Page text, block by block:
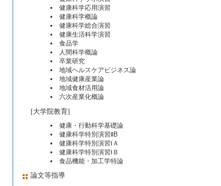
健康科学応用演習
健康科学概論
健康科学総合演習
健康生活科学演習
食品学
人間科学概論
卒業研究
地域ヘルスケアビジネス論
地域健康産業論
地域食材活用論
六次産業化概論
[大学院教育]
健康・行動科学基礎論
健康科学特別演習ⅡB
健康科学特別演習ⅠＡ
健康科学特別演習ⅠＢ
食品機能・加工学特論
論文等指導